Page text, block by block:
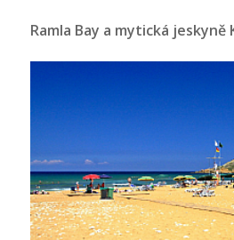
Ramla Bay a mytická jeskyně